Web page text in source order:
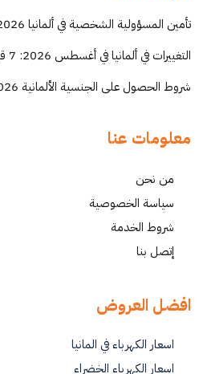
تأمين المسؤولية الشخصية في ألمانيا 2026: دليل Privathaftpflicht
التغييرات في ألمانيا في أغسطس 2026: 7 قوانين تهمك
شروط الحصول على الجنسية الألمانية 2026 والجنسية المزدوجة
معلومات عنا
من نحن
سياسة الخصوصية
شروط الخدمة
إتصل بنا
افضل العروض
اسعار الكهرباء في المانيا
اسعار الكهرباء الخضراء